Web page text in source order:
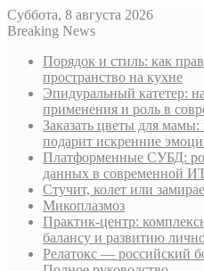
Суббота, 8 августа 2026
Breaking News
Порядок и стиль: как
пространство на кухне
Эпидуральный катетер:
применения и роль в
Заказать цветы для мамы:
подарит искренние
Платформенные СУБД:
данных в современной
Стучит, колет или
Микоплазмоз
Практик-центр:
балансу и развитию
Релатокс — российский